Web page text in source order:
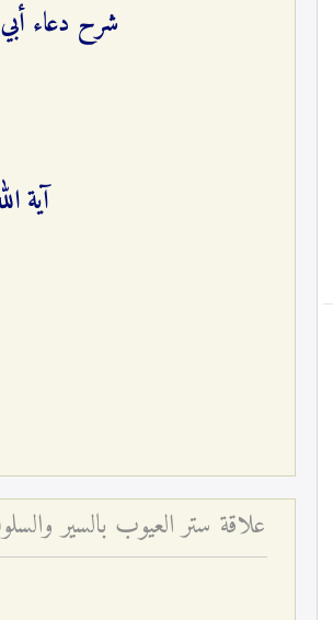
شرح دعاء أبي حمزة
آية
علاقة ستر العيوب بالسير